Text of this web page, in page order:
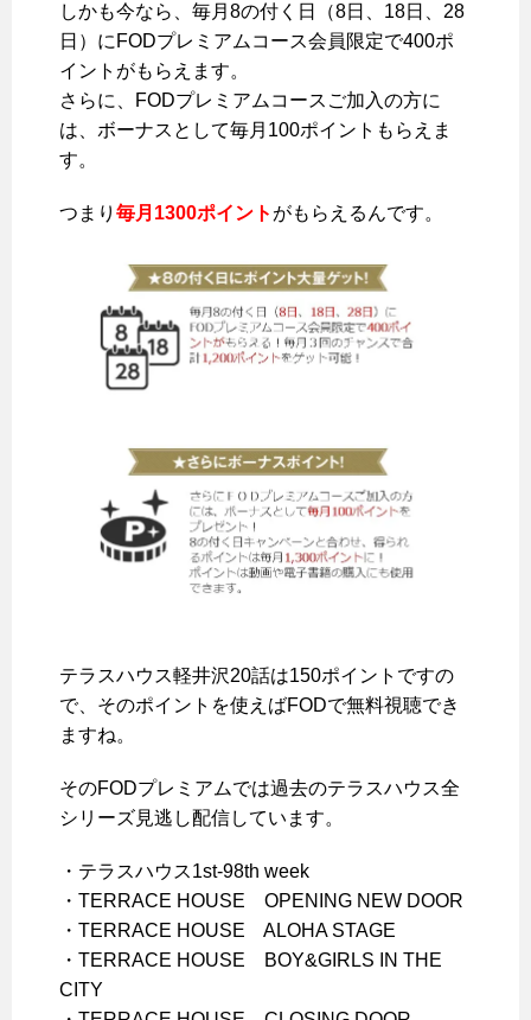
しかも今なら、毎月8の付く日（8日、18日、28
日）にFODプレミアムコース会員限定で400ポ
イントがもらえます。
さらに、FODプレミアムコースご加入の方に
は、ボーナスとして毎月100ポイントもらえま
す。
つまり 毎月1300ポイント がもらえるんです。
テラスハウス軽井沢20話は150ポイントですの
で、そのポイントを使えばFODで無料視聴でき
ますね。
そのFODプレミアムでは過去のテラスハウス全
シリーズ見逃し配信しています。
・テラスハウス1st-98th week
・TERRACE HOUSE OPENING NEW DOOR
・TERRACE HOUSE ALOHA STAGE
・TERRACE HOUSE BOY&GIRLS IN THE
CITY